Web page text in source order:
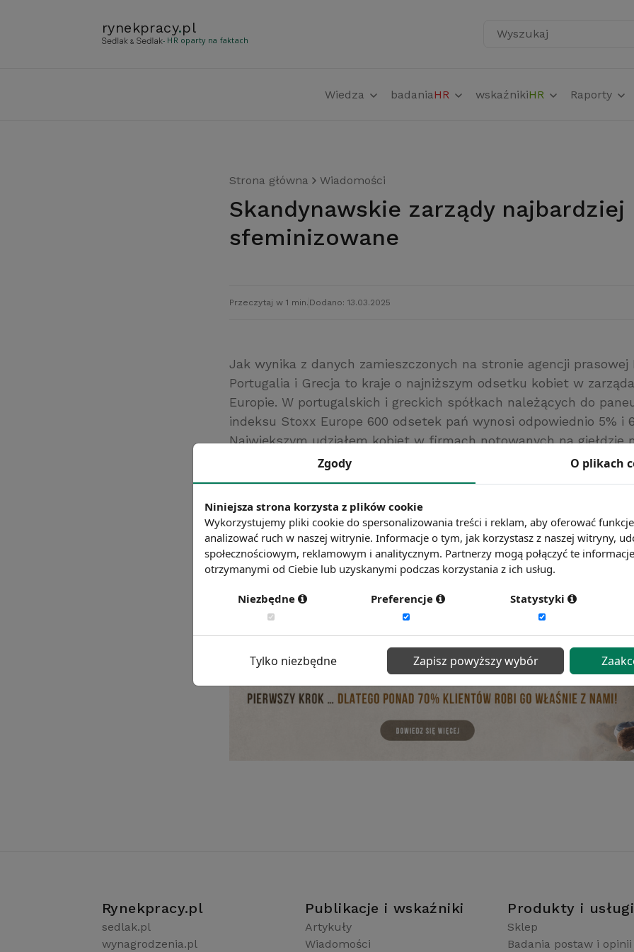
rynekpracy.pl
- HR oparty na faktach Wyszukaj
Wiedza badaniaHR wskaźnikiHR Raporty
Strona główna Wiadomości
Skandynawskie zarządy najbardziej
sfeminizowane
Przeczytaj w 1 min. Dodano: 13.03.2025
Jak wynika z danych zamieszczonych na stronie agencji prasowej
Portugalia i Grecja to kraje o najniższym odsetku kobiet w
Europie. W portugalskich i greckich spółkach należących do
indeksu Stoxx Europe 600 odsetek pań wynosi odpowiednio 5% i
Największym udziałem kobiet w firmach notowanych na giełdzie
pochwalić się Norwegia, gdzie wskaźnik sięga 40%. Nienajgorzej
wprowadzenia obowiązkowych parytetów w tych krajach.
Źródło: Agencja Prasowa Bloomberg
Chcesz wiedzieć więcej? Zobacz więcej wiadomości
Rynekpracy.pl
sedlak.pl
wynagrodzenia.pl
Publikacje i wskaźniki
Artykuły
Wiadomości
Produkty i usługi
Sklep
Badania postaw i opinii
Zgody O plikach
Niniejsza strona korzysta z plików cookie
Wykorzystujemy pliki cookie do spersonalizowania treści i reklam, aby oferować funkcje
analizować ruch w naszej witrynie. Informacje o tym, jak korzystasz z naszej witryny,
społecznościowym, reklamowym i analitycznym. Partnerzy mogą połączyć te
otrzymanymi od Ciebie lub uzyskanymi podczas korzystania z ich usług.
Niezbędne Preferencje Statystyki
Tylko niezbędne Zapisz powyższy wybór